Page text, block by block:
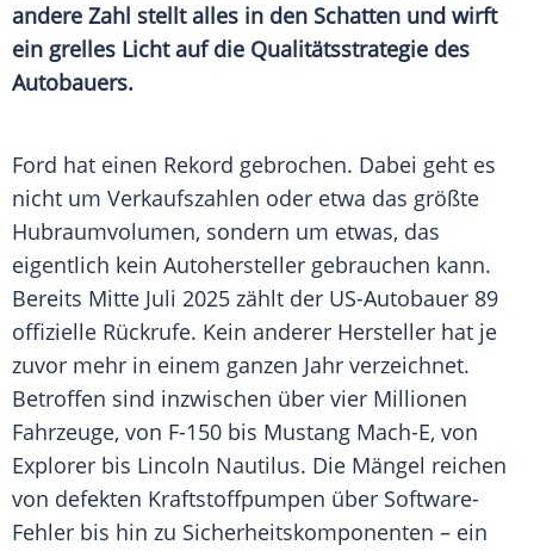
andere Zahl stellt alles in den Schatten und wirft
ein grelles Licht auf die Qualitätsstrategie des
Autobauers.
Ford hat einen Rekord gebrochen. Dabei geht es
nicht um Verkaufszahlen oder etwa das größte
Hubraumvolumen, sondern um etwas, das
eigentlich kein Autohersteller gebrauchen kann.
Bereits Mitte Juli 2025 zählt der US-Autobauer 89
offizielle Rückrufe. Kein anderer Hersteller hat je
zuvor mehr in einem ganzen Jahr verzeichnet.
Betroffen sind inzwischen über vier Millionen
Fahrzeuge, von F-150 bis Mustang Mach-E, von
Explorer bis Lincoln Nautilus. Die Mängel reichen
von defekten Kraftstoffpumpen über Software-
Fehler bis hin zu Sicherheitskomponenten – ein